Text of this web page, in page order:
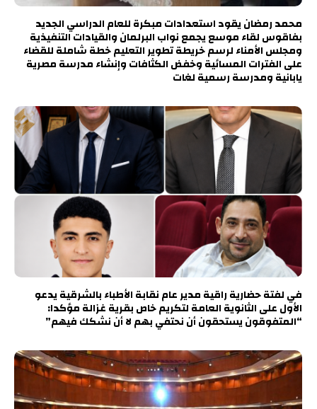
محمد رمضان يقود استعدادات مبكرة للعام الدراسي الجديد
بفاقوس لقاء موسع يجمع نواب البرلمان والقيادات التنفيذية
ومجلس الأمناء لرسم خريطة تطوير التعليم خطة شاملة للقضاء
على الفترات المسائية وخفض الكثافات وإنشاء مدرسة مصرية
يابانية ومدرسة رسمية لغات
في لفتة حضارية راقية مدير عام نقابة الأطباء بالشرقية يدعو
الأول على الثانوية العامة لتكريم خاص بقرية غزالة مؤكدا:
“المتفوقون يستحقون أن نحتفي بهم لا أن نشكك فيهم”